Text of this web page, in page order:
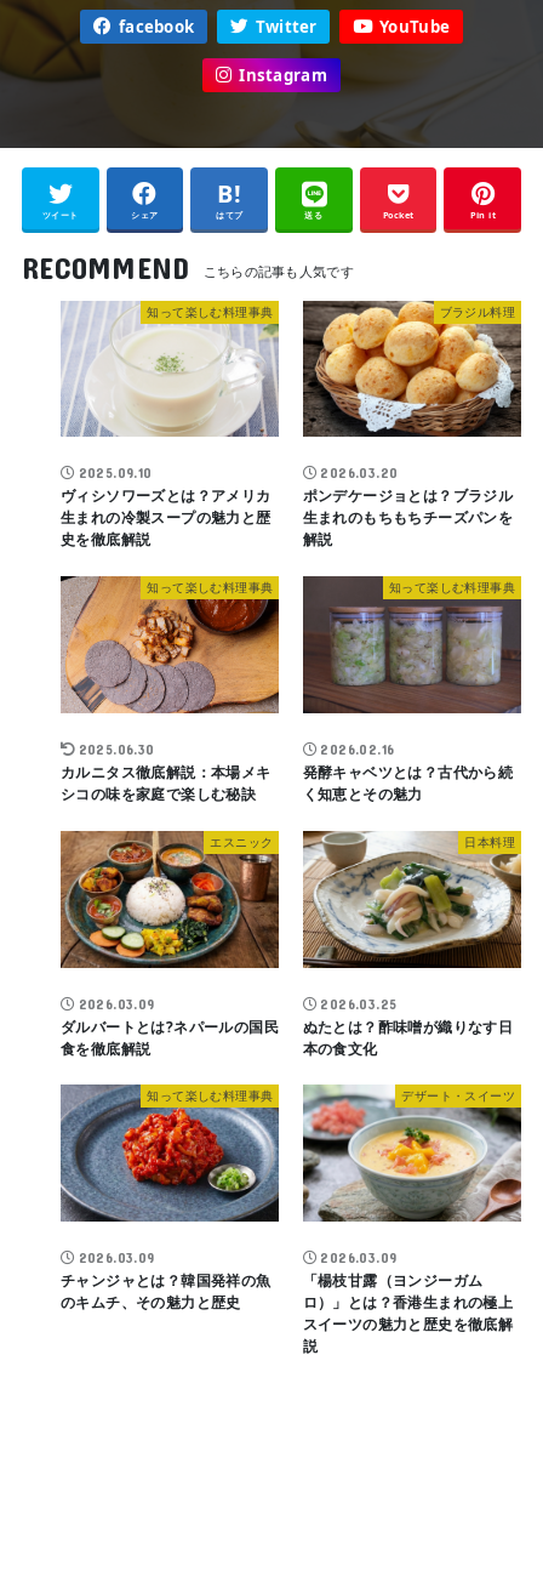
facebook Twitter YouTube
Instagram
ツイート シェア はてブ 送る Pocket Pin it
RECOMMEND
知って楽しむ料理事典
2025.09.10
ヴィシソワーズとは？アメリカ
生まれの冷製スープの魅力と歴
史を徹底解説
ブラジル料理
2026.03.20
ポンデケージョとは？ブラジル
生まれのもちもちチーズパンを
解説
知って楽しむ料理事典
2025.06.30
カルニタス徹底解説：本場メキ
シコの味を家庭で楽しむ秘訣
知って楽しむ料理事典
2026.02.16
発酵キャベツとは？古代から続
く知恵とその魅力
エスニック
2026.03.09
ダルバートとは?ネパールの国民
食を徹底解説
日本料理
2026.03.25
ぬたとは？酢味噌が織りなす日
本の食文化
知って楽しむ料理事典
2026.03.09
チャンジャとは？韓国発祥の魚
のキムチ、その魅力と歴史
デザート・スイーツ
2026.03.09
「楊枝甘露（ヨンジーガム
ロ）」とは？香港生まれの極上
スイーツの魅力と歴史を徹底解
説